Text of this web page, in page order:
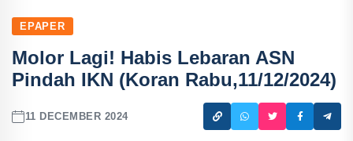
EPAPER
Molor Lagi! Habis Lebaran ASN
Pindah IKN (Koran Rabu,11/12/2024)
11 DECEMBER 2024